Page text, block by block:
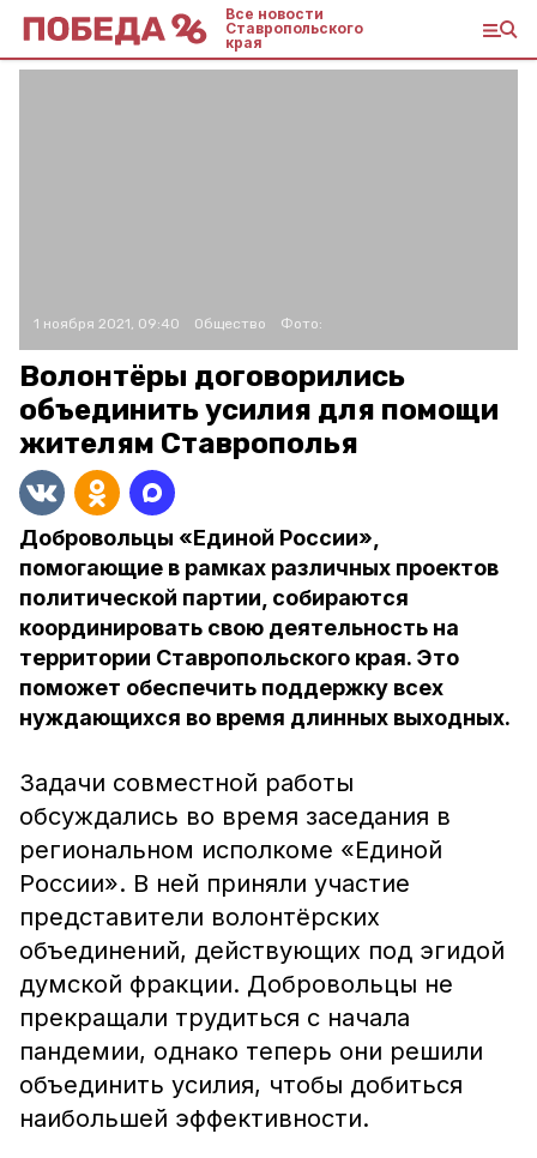
Все новости
Ставропольского
края
1 ноября 2021, 09:40 Общество Фото:
Волонтёры договорились
объединить усилия для помощи
жителям Ставрополья
Добровольцы «Единой России»,
помогающие в рамках различных проектов
политической партии, собираются
координировать свою деятельность на
территории Ставропольского края. Это
поможет обеспечить поддержку всех
нуждающихся во время длинных выходных.
Задачи совместной работы
обсуждались во время заседания в
региональном исполкоме «Единой
России». В ней приняли участие
представители волонтёрских
объединений, действующих под эгидой
думской фракции. Добровольцы не
прекращали трудиться с начала
пандемии, однако теперь они решили
объединить усилия, чтобы добиться
наибольшей эффективности.